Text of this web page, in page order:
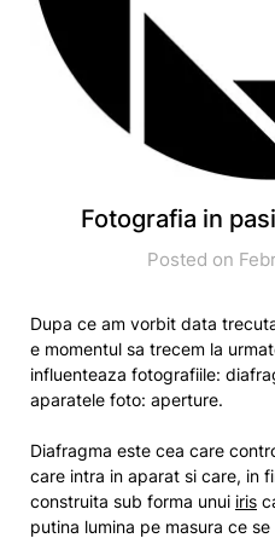
Fotografia in
Posted on
Dupa ce am vorbit data
e momentul sa trecem la
influenteaza fotografiile:
aparatele foto: aperture.
Diafragma este cea care
care intra in aparat si care, in
construita sub forma unui iris
putina lumina pe masura ce se